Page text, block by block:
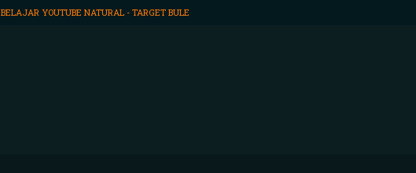
BELAJAR YOUTUBE NATURAL - TARGET BULE